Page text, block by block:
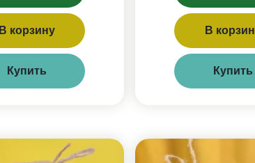
В корзину
Купить
В
Купить